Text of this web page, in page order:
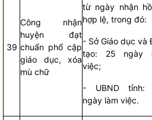
39
Công nhận
huyện đạt
chuẩn phổ cập
giáo dục, xóa
mù chữ
từ ngày nhận
hợp lệ, trong đó:
- Sở Giáo dục và
tạo: 25 ngày
việc;
- UBND tỉnh:
ngày làm việc.